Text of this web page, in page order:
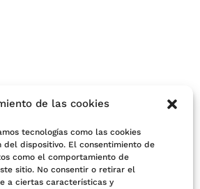
de las cookies
tecnologías como las cookies
dispositivo. El consentimiento de
como el comportamiento de
sitio. No consentir o retirar el
a ciertas características y